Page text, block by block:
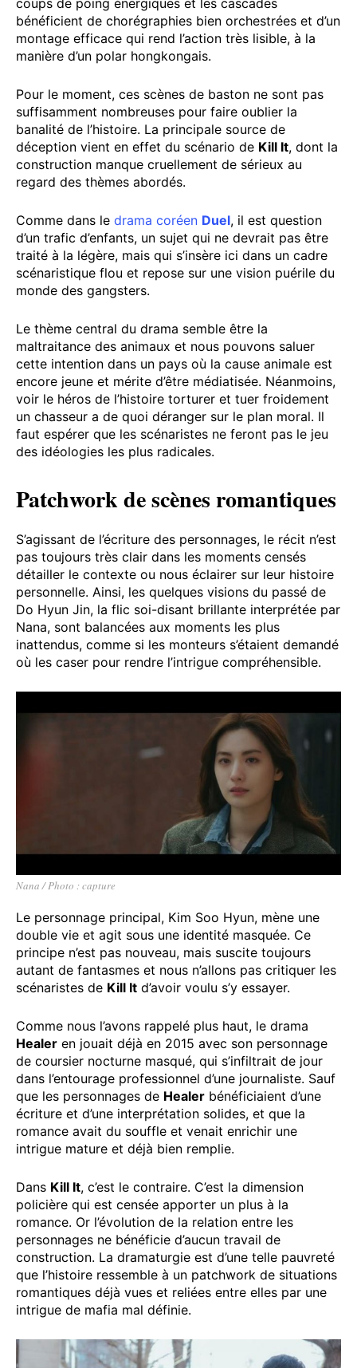
coups de poing énergiques et les cascades
bénéficient de chorégraphies bien orchestrées et d’un
montage efficace qui rend l’action très lisible, à la
manière d’un polar hongkongais.
Pour le moment, ces scènes de baston ne sont pas
suffisamment nombreuses pour faire oublier la
banalité de l’histoire. La principale source de
déception vient en effet du scénario de Kill It, dont la
construction manque cruellement de sérieux au
regard des thèmes abordés.
Comme dans le drama coréen Duel, il est question
d’un trafic d’enfants, un sujet qui ne devrait pas être
traité à la légère, mais qui s’insère ici dans un cadre
scénaristique flou et repose sur une vision puérile du
monde des gangsters.
Le thème central du drama semble être la
maltraitance des animaux et nous pouvons saluer
cette intention dans un pays où la cause animale est
encore jeune et mérite d’être médiatisée. Néanmoins,
voir le héros de l’histoire torturer et tuer froidement
un chasseur a de quoi déranger sur le plan moral. Il
faut espérer que les scénaristes ne feront pas le jeu
des idéologies les plus radicales.
Patchwork de scènes romantiques
S’agissant de l’écriture des personnages, le récit n’est
pas toujours très clair dans les moments censés
détailler le contexte ou nous éclairer sur leur histoire
personnelle. Ainsi, les quelques visions du passé de
Do Hyun Jin, la flic soi-disant brillante interprétée par
Nana, sont balancées aux moments les plus
inattendus, comme si les monteurs s’étaient demandé
où les caser pour rendre l’intrigue compréhensible.
Nana / Photo : capture
Le personnage principal, Kim Soo Hyun, mène une
double vie et agit sous une identité masquée. Ce
principe n’est pas nouveau, mais suscite toujours
autant de fantasmes et nous n’allons pas critiquer les
scénaristes de Kill It d’avoir voulu s’y essayer.
Comme nous l’avons rappelé plus haut, le drama
Healer en jouait déjà en 2015 avec son personnage
de coursier nocturne masqué, qui s’infiltrait de jour
dans l’entourage professionnel d’une journaliste. Sauf
que les personnages de Healer bénéficiaient d’une
écriture et d’une interprétation solides, et que la
romance avait du souffle et venait enrichir une
intrigue mature et déjà bien remplie.
Dans Kill It, c’est le contraire. C’est la dimension
policière qui est censée apporter un plus à la
romance. Or l’évolution de la relation entre les
personnages ne bénéficie d’aucun travail de
construction. La dramaturgie est d’une telle pauvreté
que l’histoire ressemble à un patchwork de situations
romantiques déjà vues et reliées entre elles par une
intrigue de mafia mal définie.